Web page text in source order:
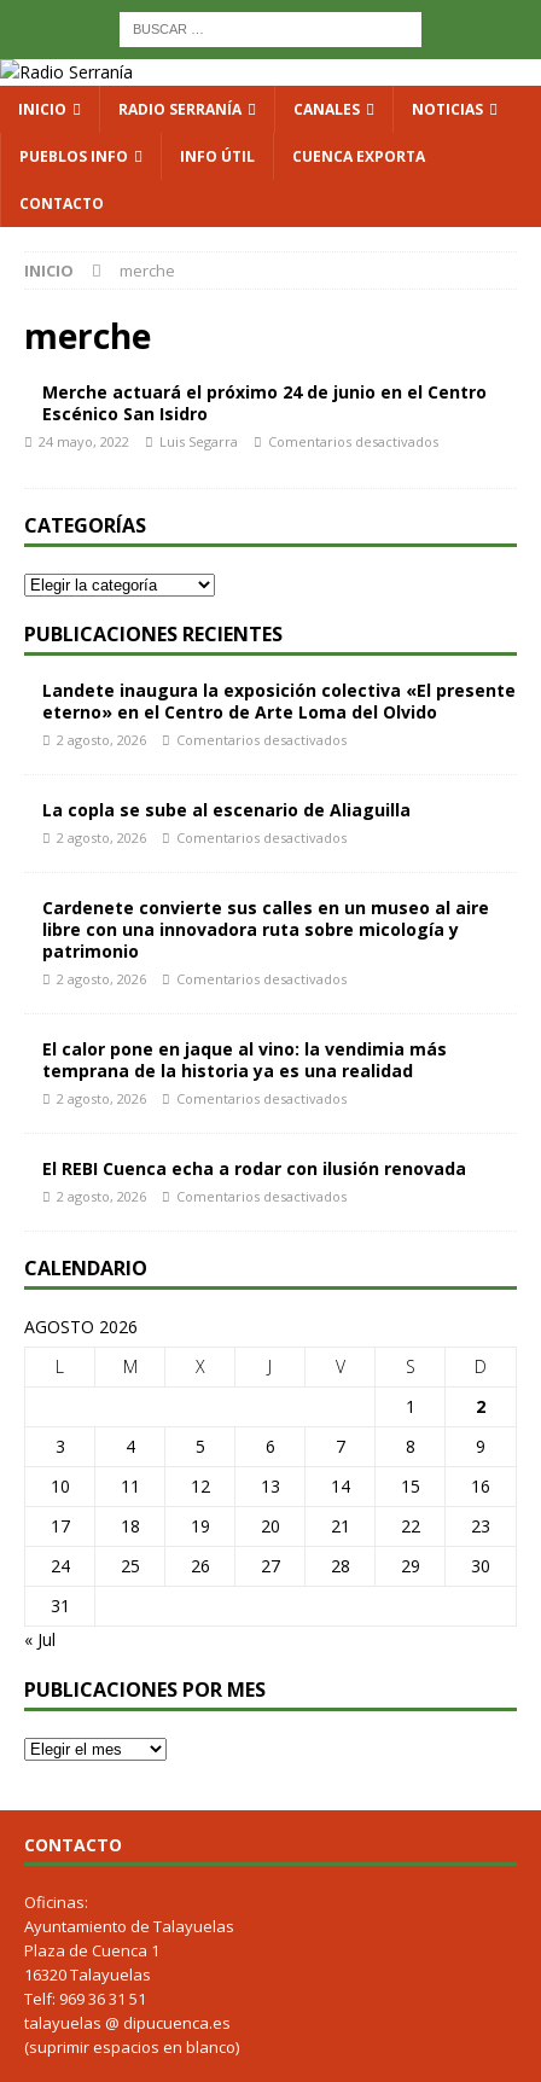
INICIO RADIO SERRANÍA CANALES NOTICIAS
PUEBLOS INFO INFO ÚTIL CUENCA EXPORTA
CONTACTO
INICIO merche
merche
Merche actuará el próximo 24 de junio en el Centro
Escénico San Isidro
24 mayo, 2022 Luis Segarra Comentarios desactivados
CATEGORÍAS
PUBLICACIONES RECIENTES
Landete inaugura la exposición colectiva «El presente
eterno» en el Centro de Arte Loma del Olvido
2 agosto, 2026 Comentarios desactivados
La copla se sube al escenario de Aliaguilla
2 agosto, 2026 Comentarios desactivados
Cardenete convierte sus calles en un museo al aire
libre con una innovadora ruta sobre micología y
patrimonio
2 agosto, 2026 Comentarios desactivados
El calor pone en jaque al vino: la vendimia más
temprana de la historia ya es una realidad
2 agosto, 2026 Comentarios desactivados
El REBI Cuenca echa a rodar con ilusión renovada
2 agosto, 2026 Comentarios desactivados
CALENDARIO
AGOSTO 2026
L
M X J V S
D
1
2
3
4 5 6 7 8
9
10
11 12 13 14 15
16
17
18 19 20 21 22
23
24
25 26 27 28 29
30
31
« Jul
PUBLICACIONES POR MES
CONTACTO
Oficinas:
Ayuntamiento de Talayuelas
Plaza de Cuenca 1
16320 Talayuelas
Telf: 969 36 31 51
talayuelas @ dipucuenca.es
(suprimir espacios en blanco)